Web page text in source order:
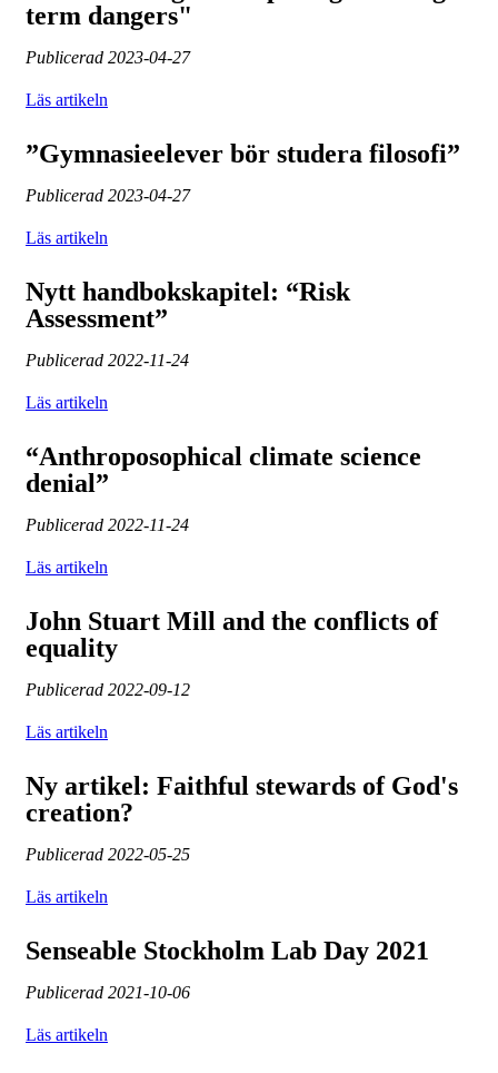
term dangers"
Publicerad 2023-04-27
Läs artikeln
”Gymnasieelever bör studera filosofi”
Publicerad 2023-04-27
Läs artikeln
Nytt handbokskapitel: “Risk
Assessment”
Publicerad 2022-11-24
Läs artikeln
“Anthroposophical climate science
denial”
Publicerad 2022-11-24
Läs artikeln
John Stuart Mill and the conflicts of
equality
Publicerad 2022-09-12
Läs artikeln
Ny artikel: Faithful stewards of God's
creation?
Publicerad 2022-05-25
Läs artikeln
Senseable Stockholm Lab Day 2021
Publicerad 2021-10-06
Läs artikeln